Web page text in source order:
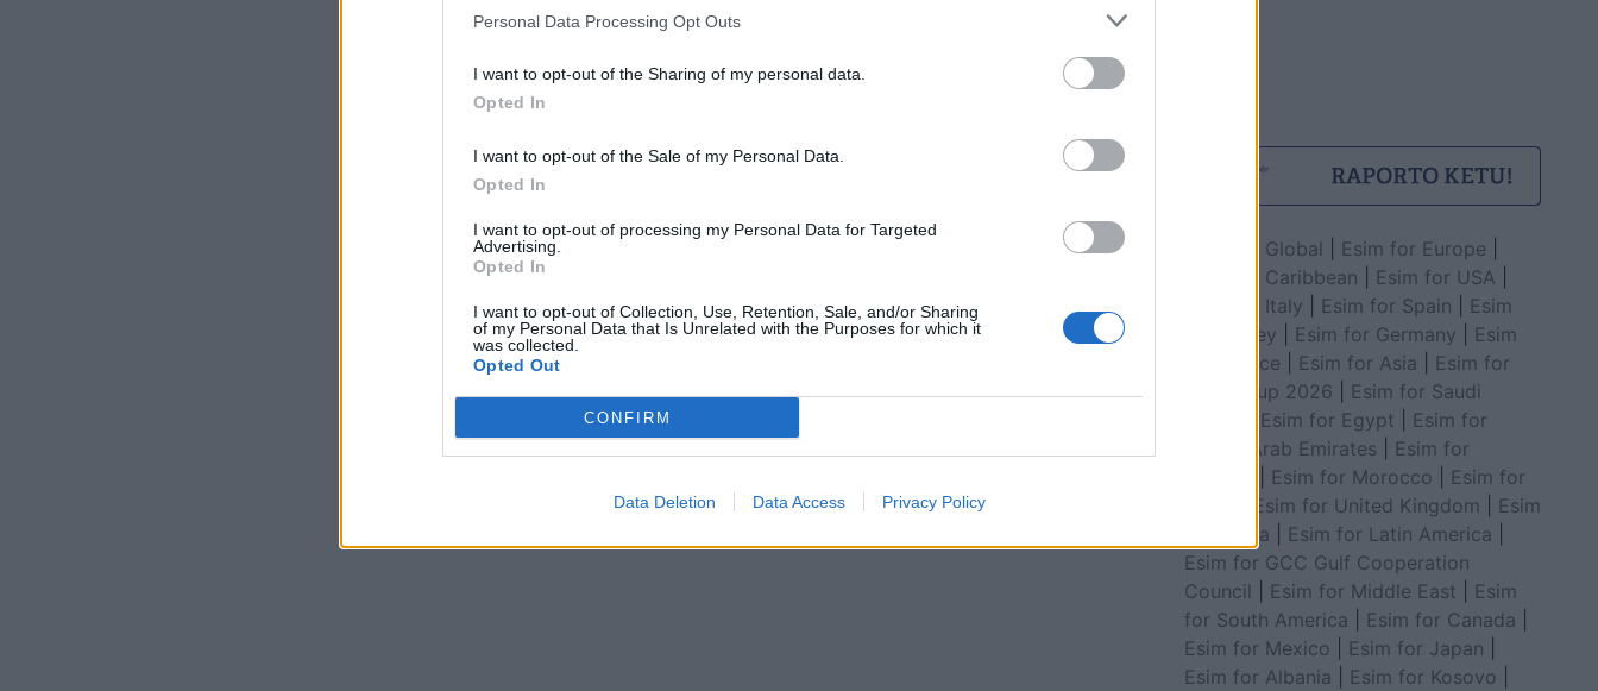
Personal Data Processing Opt Outs
I want to opt-out of the Sharing of my personal data.
Opted In
I want to opt-out of the Sale of my Personal Data.
Opted In
I want to opt-out of processing my Personal Data for Targeted
Advertising.
Opted In
I want to opt-out of Collection, Use, Retention, Sale, and/or Sharing
of my Personal Data that Is Unrelated with the Purposes for which it
was collected.
Opted Out
CONFIRM
Data Deletion Data Access Privacy Policy
Esim for Global Esim for Europe
Esim for Caribbean
Esim for USA
Esim for Italy
Esim for Spain
Esim
for Turkey
Esim for Germany
Esim
for Greece
Esim for Asia
Esim for
World Cup 2026
Esim for Saudi
Esim for Egypt
Esim for
United Arab Emirates
Esim for
Esim for Morocco
Esim for
Esim for United Kingdom
Esim
for Africa
Esim for Latin America
Esim for GCC Gulf Cooperation
Council
Esim for Middle East
Esim
for South America
Esim for Canada
Esim for Mexico
Esim for Japan
Esim for Albania
Esim for Kosovo